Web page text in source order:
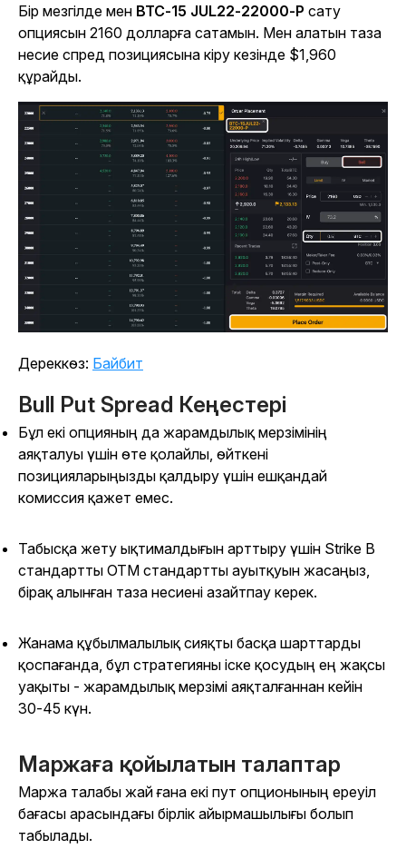
Бір мезгілде мен BTC-15 JUL22-22000-P сату
опциясын 2160 долларға сатамын. Мен алатын таза
несие спред позициясына кіру кезінде $1,960
құрайды.
Дереккөз: Байбит
Bull Put Spread Кеңестері
Бұл екі опцияның да жарамдылық мерзімінің
аяқталуы үшін өте қолайлы, өйткені
позицияларыңызды қалдыру үшін ешқандай
комиссия қажет емес.
Табысқа жету ықтималдығын арттыру үшін Strike B
стандартты OTM стандартты ауытқуын жасаңыз,
бірақ алынған таза несиені азайтпау керек.
Жанама құбылмалылық сияқты басқа шарттарды
қоспағанда, бұл стратегияны іске қосудың ең жақсы
уақыты - жарамдылық мерзімі аяқталғаннан кейін
30-45 күн.
Маржаға қойылатын талаптар
Маржа талабы жай ғана екі пут опционының ереуіл
бағасы арасындағы бірлік айырмашылығы болып
табылады.